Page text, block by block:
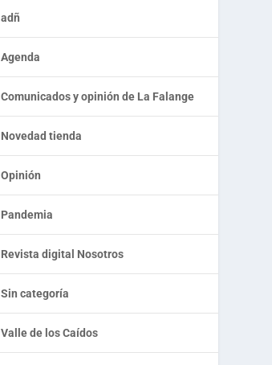
adñ
Agenda
Comunicados y opinión de La Falange
Novedad tienda
Opinión
Pandemia
Revista digital Nosotros
Sin categoría
Valle de los Caídos